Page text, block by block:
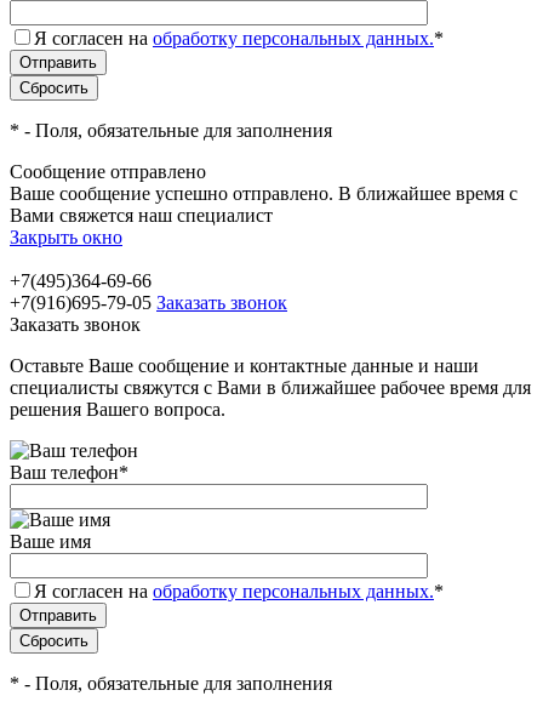
Я согласен на обработку персональных данных.*
* - Поля, обязательные для заполнения
Сообщение отправлено
Ваше сообщение успешно отправлено. В ближайшее время с
Вами свяжется наш специалист
Закрыть окно
+7(495)364-69-66
+7(916)695-79-05 Заказать звонок
Заказать звонок
Оставьте Ваше сообщение и контактные данные и наши
специалисты свяжутся с Вами в ближайшее рабочее время для
решения Вашего вопроса.
Ваш телефон*
Ваше имя
Я согласен на обработку персональных данных.*
* - Поля, обязательные для заполнения